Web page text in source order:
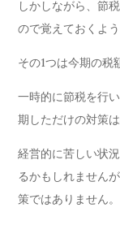
しかしながら、節
ので覚えておくよ
その1つは今期の税
一時的に節税を行
期しただけの対策
経営的に苦しい状
るかもしれません
策ではありません。